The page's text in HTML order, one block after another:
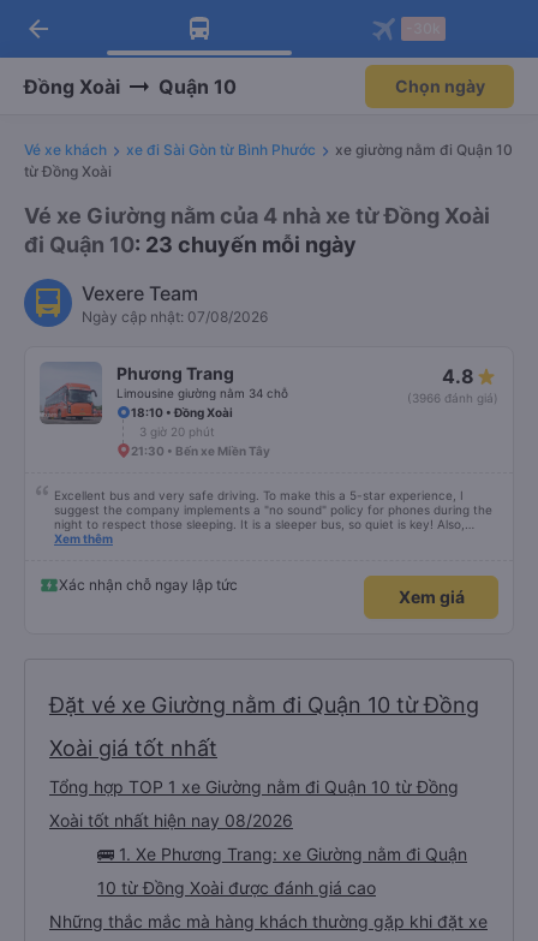
Tải app Vexere ngay!
Nhận ưu đãi thành viên độc
Mở app
Tải app Vexere
-30k/ghế khi đặt vé máy bay qua
Mở app
arrow_back
Đồng Xoài Quận 10 Chọn ngày
Vé xe khách xe đi Sài Gòn từ Bình Phước
xe giường nằm đi Quận 10
từ Đồng Xoài
Vé xe Giường nằm của 4 nhà xe từ Đồng Xoài
đi Quận 10: 23 chuyến mỗi ngày
Vexere Team
Ngày cập nhật: 07/08/2026
Phương Trang
Limousine giường nằm 34 chỗ
4.8
(3966 đánh giá)
18:10 • Đồng Xoài
3 giờ 20 phút
21:30 • Bến xe Miền Tây
Excellent bus and very safe driving. To make this a 5-star experience, I
suggest the company implements a "no sound" policy for phones during the
night to respect those sleeping. It is a sleeper bus, so quiet is key! Also,
please display the Wi-Fi password clearly inside the cabin for convenience. I
quy định rõ ràng về việc giữ im lặng (tắt âm thanh điện thoại) vào ban đêm
để tránh làm phiền hành khách khác ngủ. Ngoài ra, nhà xe nên dán sẵn mật
khẩu Wi-Fi trong xe để hành khách dễ dàng sử dụng. Tôi vẫn sẽ tiếp tục ủng
Xem thêm
Xác nhận chỗ ngay lập tức
Xem giá
Đặt vé xe Giường nằm đi Quận 10 từ Đồng
Xoài giá tốt nhất
Tổng hợp TOP 1 xe Giường nằm đi Quận 10 từ Đồng
Xoài tốt nhất hiện nay 08/2026
🚌 1. Xe Phương Trang: xe Giường nằm đi Quận
10 từ Đồng Xoài được đánh giá cao
Những thắc mắc mà hàng khách thường gặp khi đặt xe